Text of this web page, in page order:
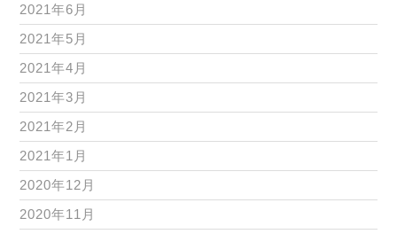
2021年6月
2021年5月
2021年4月
2021年3月
2021年2月
2021年1月
2020年12月
2020年11月